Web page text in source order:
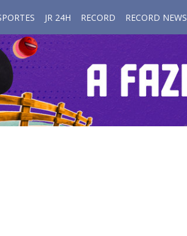
JR 24H RECORD RECORD NEWS